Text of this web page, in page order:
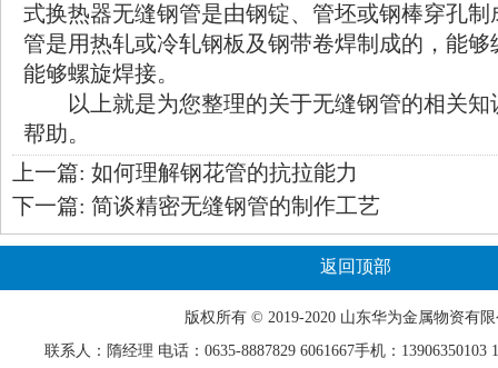
式换热器无缝钢管是由钢锭、管坯或钢棒穿孔
管是用热轧或冷轧钢板及钢带卷焊制成的，能
能够螺旋焊接。
以上就是为您整理的关于无缝钢管的相关知
帮助。
上一篇: 如何理解钢花管的抗拉能力
下一篇: 简谈精密无缝钢管的制作工艺
返回顶部
版权所有 © 2019-2020 山东华为金属物资有
联系人：隋经理 电话：0635-8887829 6061667手机：13906350103